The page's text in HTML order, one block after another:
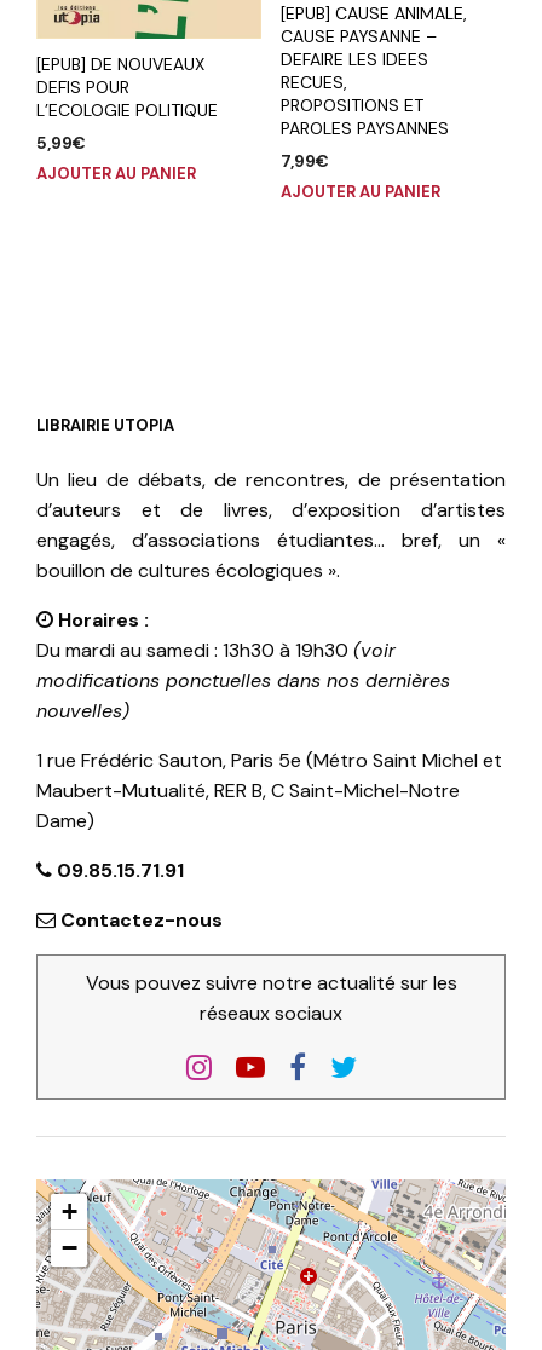
[EPUB] DE NOUVEAUX
DEFIS POUR
L’ECOLOGIE POLITIQUE
5,99€
AJOUTER AU PANIER
[EPUB] CAUSE ANIMALE,
CAUSE PAYSANNE –
DEFAIRE LES IDEES
RECUES,
PROPOSITIONS ET
PAROLES PAYSANNES
7,99€
AJOUTER AU PANIER
LIBRAIRIE UTOPIA
Un lieu de débats, de rencontres, de présentation
d’auteurs et de livres, d’exposition d’artistes
engagés, d’associations étudiantes… bref, un «
bouillon de cultures écologiques ».
Horaires :
Du mardi au samedi : 13h30 à 19h30 (voir
modifications ponctuelles dans nos dernières
nouvelles)
1 rue Frédéric Sauton, Paris 5e (Métro Saint Michel et
Maubert-Mutualité, RER B, C Saint-Michel-Notre
Dame)
09.85.15.71.91
Contactez-nous
Vous pouvez suivre notre actualité sur les
réseaux sociaux
+
−